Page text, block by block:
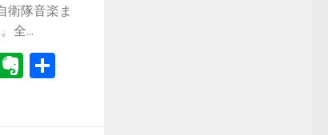
衛隊音楽ま
全...
Evernote